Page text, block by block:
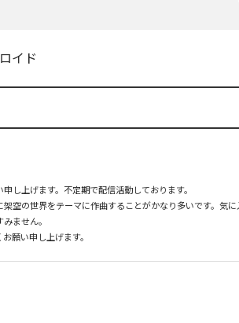
イド
し上げます。不定期で配信活動しております。
空の世界をテーマに作曲することがかなり多いです。気に
ません。
願い申し上げます。